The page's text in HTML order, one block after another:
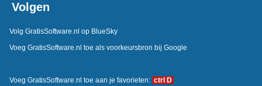
Volgen
Volg GratisSoftware.nl op BlueSky
Voeg GratisSoftware.nl toe als voorkeursbron bij Google
Voeg GratisSoftware.nl toe aan je favorieten: ctrl D